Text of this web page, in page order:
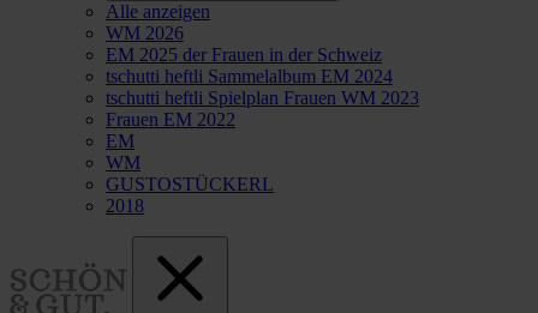
Alle anzeigen
WM 2026
EM 2025 der Frauen in der Schweiz
tschutti heftli Sammelalbum EM 2024
tschutti heftli Spielplan Frauen WM 2023
Frauen EM 2022
EM
WM
GUSTOSTÜCKERL
2018